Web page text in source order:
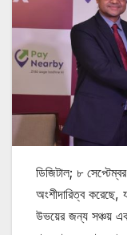
ডিজিটাল; ৮
অংশীদারিত্ব করেছে,
উভয়ের জন্য সঞ্চয় এবং